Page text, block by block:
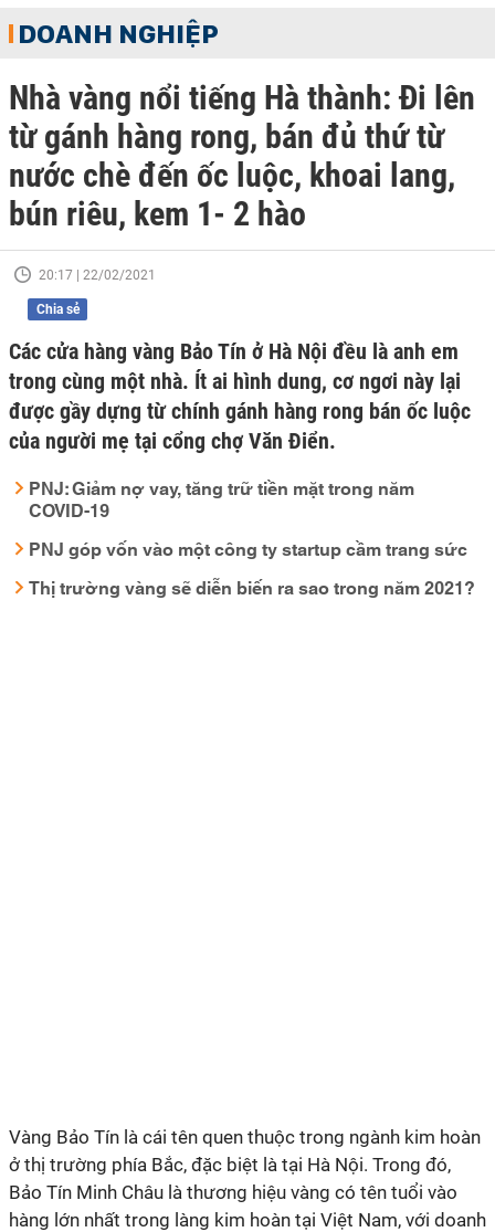
DOANH NGHIỆP
Nhà vàng nổi tiếng Hà thành: Đi lên
từ gánh hàng rong, bán đủ thứ từ
nước chè đến ốc luộc, khoai lang,
bún riêu, kem 1- 2 hào
20:17 | 22/02/2021
Chia sẻ
Các cửa hàng vàng Bảo Tín ở Hà Nội đều là anh em
trong cùng một nhà. Ít ai hình dung, cơ ngơi này lại
được gầy dựng từ chính gánh hàng rong bán ốc luộc
của người mẹ tại cổng chợ Văn Điển.
PNJ: Giảm nợ vay, tăng trữ tiền mặt trong năm
COVID-19
PNJ góp vốn vào một công ty startup cầm trang sức
Thị trường vàng sẽ diễn biến ra sao trong năm 2021?
Vàng Bảo Tín là cái tên quen thuộc trong ngành kim hoàn
ở thị trường phía Bắc, đặc biệt là tại Hà Nội. Trong đó,
Bảo Tín Minh Châu là thương hiệu vàng có tên tuổi vào
hàng lớn nhất trong làng kim hoàn tại Việt Nam, với doanh